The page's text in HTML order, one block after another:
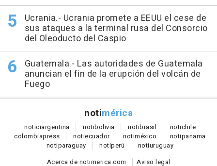
Ucrania.- Ucrania promete a EEUU el cese de
sus ataques a la terminal rusa del Consorcio
del Oleoducto del Caspio
Guatemala.- Las autoridades de Guatemala
anuncian el fin de la erupción del volcán de
Fuego
notimérica
noticiargentina notibolivia notibrasil notichile
colombiapress notiecuador notiméxico notipanama
notiparaguay notiperú notiuruguay
Acerca de notimerica.com
Aviso legal